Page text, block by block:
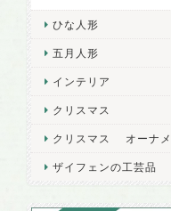
ひな人形
五月人形
インテリア
クリスマス
クリスマス オーナメ
ザイフェンの工芸品